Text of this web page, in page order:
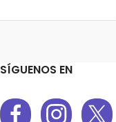
SÍGUENOS EN